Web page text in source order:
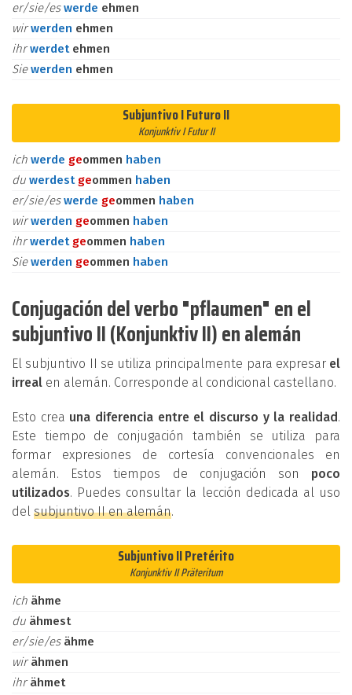
er/sie/eswerde ehmen
wirwerden ehmen
ihrwerdet ehmen
Siewerden ehmen
Subjuntivo I Futuro II
Konjunktiv I Futur II
ich werde geommen haben
du werdest geommen haben
er/sie/eswerde geommen haben
wirwerden geommen haben
ihrwerdet geommen haben
Siewerden geommen haben
Conjugación del verbo "pflaumen" en el
subjuntivo II (Konjunktiv II) en alemán
El subjuntivo II se utiliza principalmente para expresar el
irreal en alemán. Corresponde al condicional castellano.
Esto crea una diferencia entre el discurso y la realidad.
Este tiempo de conjugación también se utiliza para
formar expresiones de cortesía convencionales en
alemán. Estos tiempos de conjugación son poco
utilizados. Puedes consultar la lección dedicada al uso
del subjuntivo II en alemán.
Subjuntivo II Pretérito
Konjunktiv II Präteritum
ich ähme
du ähmest
er/sie/es ähme
wirähmen
ihrähmet